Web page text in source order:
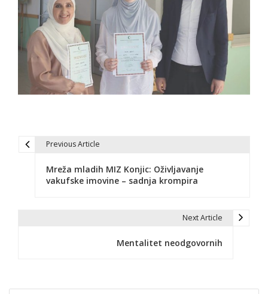
c
Previous Article
Mreža mladih MIZ Konjic: Oživljavanje
vakufske imovine – sadnja krompira
Next Article
Mentalitet neodgovornih